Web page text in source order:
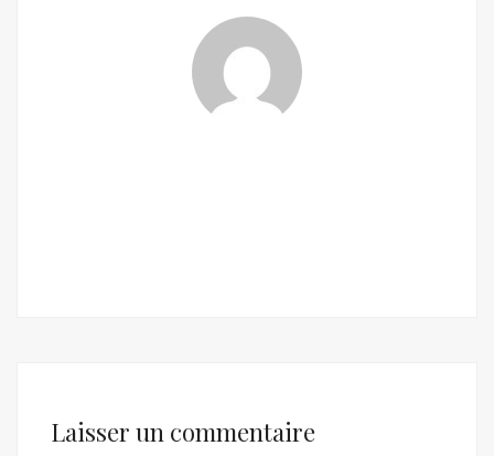
Laisser un commentaire